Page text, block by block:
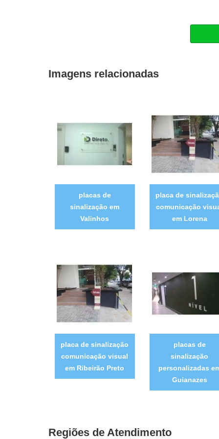
Imagens relacionadas
placas de
sinalização em
Valinhos
placa de
comunicação
em Lorena
placa de sinalização
comunicação visual
em Ribeirão Preto
placas de
sinalização
personalizadas
Guianazes
Regiões de Atendimento